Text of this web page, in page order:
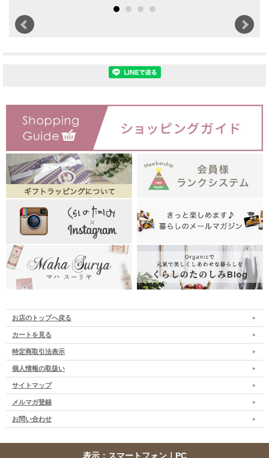
お店のトップへ戻る
カートを見る
特定商取引法表示
個人情報の取扱い
サイトマップ
メルマガ登録
お問い合わせ
表示：スマートフォン｜ PC